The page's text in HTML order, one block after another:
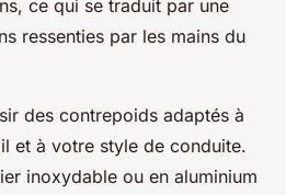
ce qui se traduit par une
ressenties par les mains du
des contrepoids adaptés à
et à votre style de conduite.
inoxydable ou en aluminium